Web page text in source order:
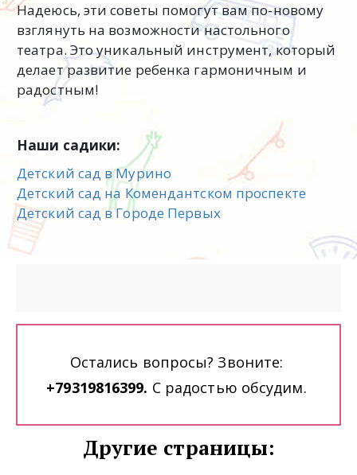
Надеюсь, эти советы помогут вам по-новому
взглянуть на возможности настольного
театра. Это уникальный инструмент, который
делает развитие ребенка гармоничным и
радостным!
Наши садики:
Детский сад в Мурино
Детский сад на Комендантском проспекте
Детский сад в Городе Первых
+79319816399. С радостью обсудим.
Другие страницы: